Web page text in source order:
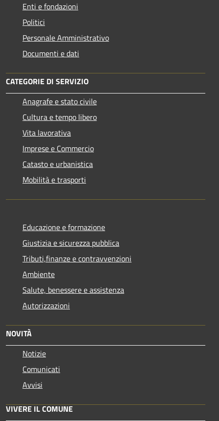
Enti e fondazioni
Politici
Personale Amministrativo
Documenti e dati
CATEGORIE DI SERVIZIO
Anagrafe e stato civile
Cultura e tempo libero
Vita lavorativa
Imprese e Commercio
Catasto e urbanistica
Mobilità e trasporti
Educazione e formazione
Giustizia e sicurezza pubblica
Tributi,finanze e contravvenzioni
Ambiente
Salute, benessere e assistenza
Autorizzazioni
NOVITÀ
Notizie
Comunicati
Avvisi
VIVERE IL COMUNE